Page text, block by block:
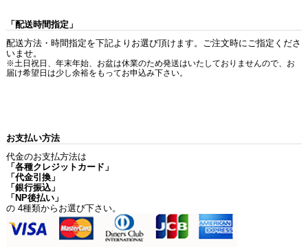
「配送時間指定」
配送方法・時間指定を下記よりお選び頂けます。ご注文時にご指定くださ
いませ。
※土日祝日、年末年始、お盆は休業のため発送はいたしておりませんので、お
届け希望日は少し余裕をもってお申込み下さい。
お支払い方法
代金のお支払方法は
「各種クレジットカード」
「代金引換」
「銀行振込」
「NP後払い」
の 4種類からお選び下さい。